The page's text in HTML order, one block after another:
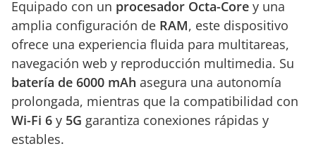
Equipado con un procesador Octa-Core y una
amplia configuración de RAM, este dispositivo
ofrece una experiencia fluida para multitareas,
navegación web y reproducción multimedia. Su
batería de 6000 mAh asegura una autonomía
prolongada, mientras que la compatibilidad con
Wi-Fi 6 y 5G garantiza conexiones rápidas y
estables.